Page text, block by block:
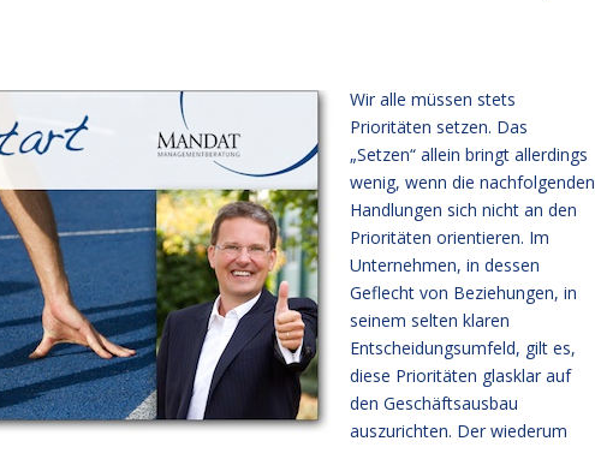
Wir alle müssen stets
Prioritäten setzen. Das
„Setzen“ allein bringt allerdings
wenig, wenn die nachfolgenden
Handlungen sich nicht an den
Prioritäten orientieren. Im
Unternehmen, in dessen
Geflecht von Beziehungen, in
seinem selten klaren
Entscheidungsumfeld, gilt es,
diese Prioritäten glasklar auf
den Geschäftsausbau
auszurichten. Der wiederum